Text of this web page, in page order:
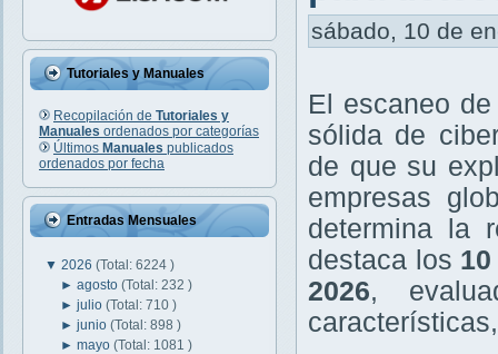
Tutoriales y Manuales
Recopilación de Tutoriales y
Manuales ordenados por categorías
Últimos Manuales publicados
ordenados por fecha
Entradas Mensuales
▼ 2026 (Total: 6224 )
►agosto(Total: 232 )
►julio(Total: 710 )
►junio(Total: 898 )
►mayo(Total: 1081 )
sábado, 10 de
El escaneo
sólida de
de que su
empresas
determina la
destaca los
2026,